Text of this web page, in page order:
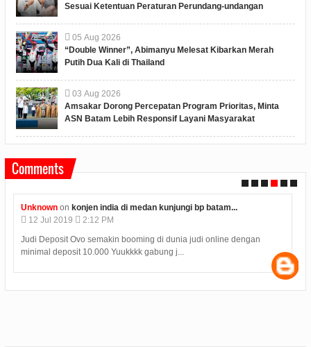
Sesuai Ketentuan Peraturan Perundang-undangan
05 Aug 2026
“Double Winner”, Abimanyu Melesat Kibarkan Merah
Putih Dua Kali di Thailand
03 Aug 2026
Amsakar Dorong Percepatan Program Prioritas, Minta
ASN Batam Lebih Responsif Layani Masyarakat
Comments
Unknownon konjen india di medan kunjungi bp batam...
12 Jul 2019
2:12 PM
Judi Deposit Ovo semakin booming di dunia judi online dengan
minimal deposit 10.000 Yuukkkk gabung j...